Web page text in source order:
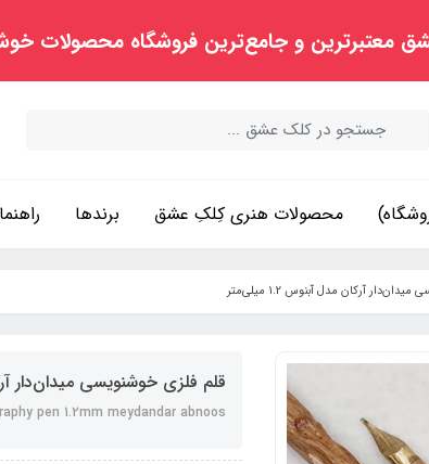
معتبرترین و جامع‌ترین فروشگاه محصولات
محصولات هنری کِلکِ عشق برندها
آرکان مدل آبنوس 1.2 میلی‌متر
قلم فلزی خوشنویسی میدان‌دار آرکان
pen 1.2mm meydandar abnoos